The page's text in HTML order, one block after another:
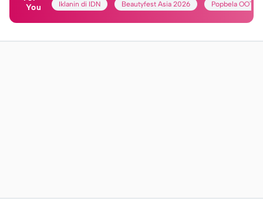
You
Iklanin di IDN Beautyfest Asia 2026 Popbela OOTD